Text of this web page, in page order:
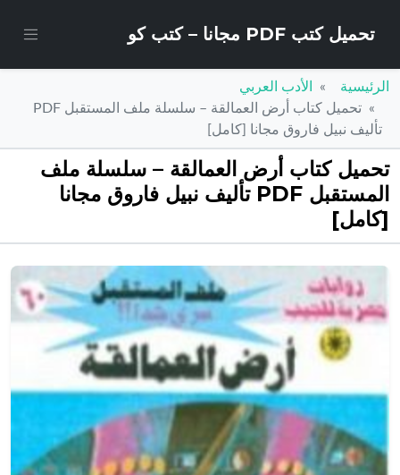
تحميل كتب PDF مجانا – كتب كو
الرئيسية
الأدب العربي
تحميل كتاب أرض العمالقة – سلسلة ملف المستقبل PDF
تأليف نبيل فاروق مجانا [كامل]
تحميل كتاب أرض العمالقة – سلسلة ملف
المستقبل PDF تأليف نبيل فاروق مجانا
[كامل]